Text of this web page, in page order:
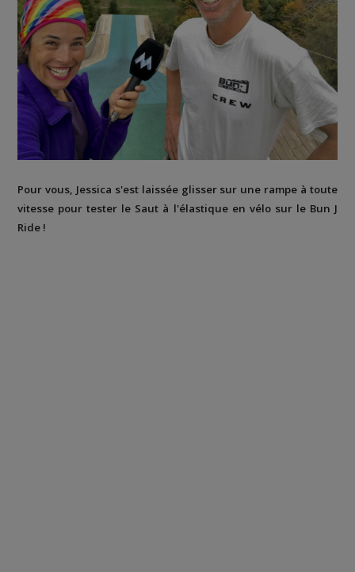
Pour vous, Jessica s'est laissée glisser sur une rampe à toute
vitesse pour tester le Saut à l'élastique en vélo sur le Bun J
Ride !